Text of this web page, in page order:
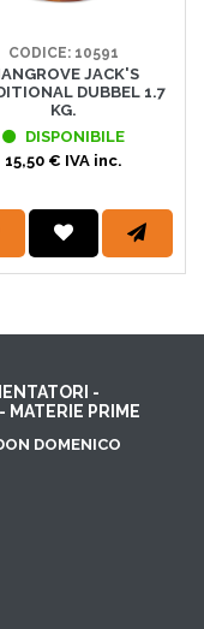
CODICE: 10591
JACK'S
DUBBEL 1.7
KG.
DISPONIBILE
15,50 € IVA inc.
-
MATERIE PRIME
DOMENICO